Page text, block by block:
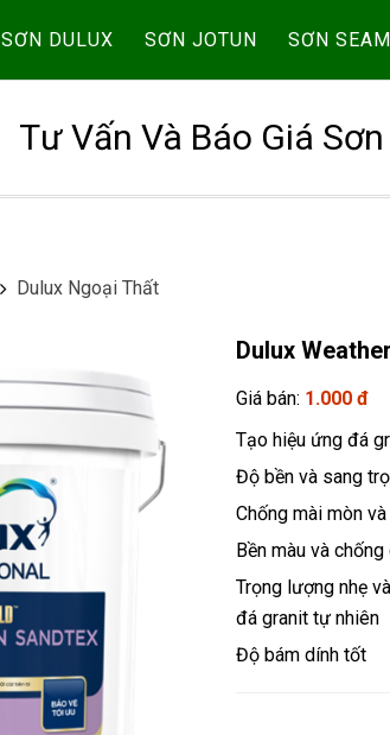
SƠN DULUX SƠN JOTUN SƠN
Tư Vấn Và Báo Giá
Dulux Ngoại Thất
Dulux
Giá bán: 1.000 đ
Tạo hiệu ứng đá
Độ bền và sang
Chống mài mòn
Bền màu và
Trọng lượng nhẹ
đá granit tự nhiên
Độ bám dính tốt